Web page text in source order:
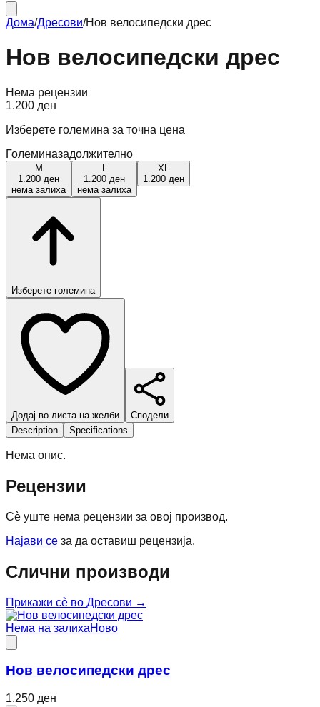
Дома/Дресови/Нов велосипедски дрес
Нов велосипедски дрес
Нема рецензии
1.200 ден
Изберете големина за точна цена
Големиназадолжително
M
1.200 ден
нема залиха
1.200 ден
нема залиха
XL
1.200 ден
Изберете големина
Додај во листа на желби
Сподели
Description
Specifications
Нема опис.
Рецензии
Сè уште нема рецензии за овој производ.
Најави се за да оставиш рецензија.
Слични производи
Прикажи сè во Дресови →
Нема на залихаНово
Нов велосипедски дрес
1.250 ден